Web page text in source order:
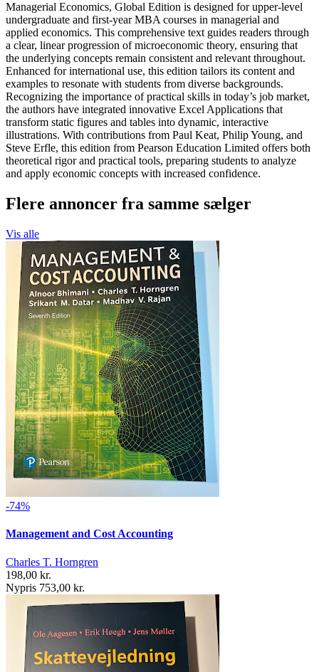
Managerial Economics, Global Edition is designed for upper-level
undergraduate and first-year MBA courses in managerial and
applied economics. This comprehensive text guides readers through
a clear, linear progression of microeconomic theory, ensuring that
the underlying concepts remain consistent and relevant throughout.
Enhanced for international use, this edition tailors its content and
examples to resonate with students from diverse backgrounds.
Recognizing the importance of practical skills in today’s job market,
the authors have integrated innovative Excel Applications that
transform static figures and tables into dynamic, interactive
illustrations. With contributions from Paul Keat, Philip Young, and
Steve Erfle, this edition from Pearson Education Limited offers both
theoretical rigor and practical tools, preparing students to analyze
and apply economic concepts with increased confidence.
Flere annoncer fra samme sælger
Vis alle
-74%
Management and Cost Accounting
Charles T. Horngren
198,00 kr.
Nypris 753,00 kr.